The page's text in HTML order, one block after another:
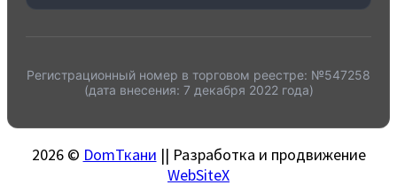
Регистрационный номер в торговом реестре: №547258
(дата внесения: 7 декабря 2022 года)
2026 © DomТкани || Разработка и продвижение
WebSiteX